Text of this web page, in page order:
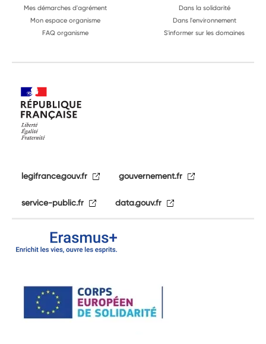
Mes démarches d'agrément
Mon espace organisme
FAQ organisme
Dans la solidarité
Dans l'environnement
S'informer sur les domaines
legifrance.gouv.fr gouvernement.fr
service-public.fr data.gouv.fr